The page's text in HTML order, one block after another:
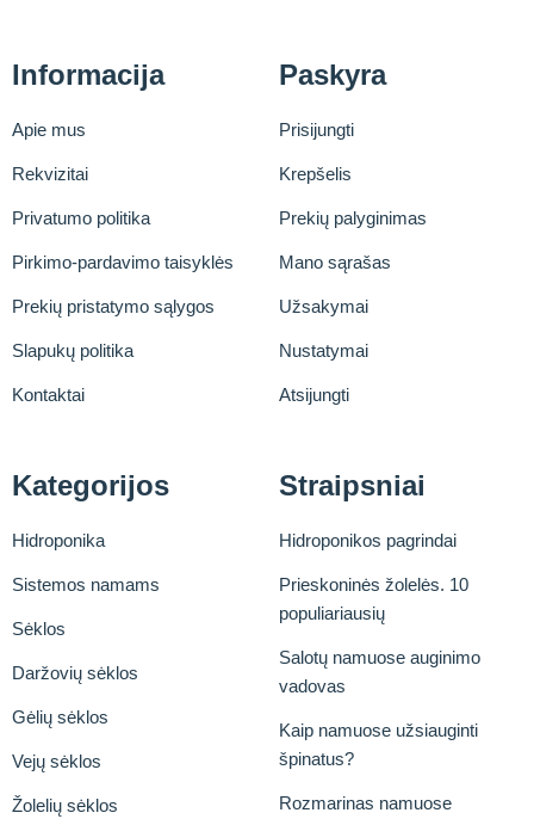
Informacija
Apie mus
Rekvizitai
Privatumo politika
Pirkimo-pardavimo taisyklės
Prekių pristatymo sąlygos
Slapukų politika
Kontaktai
Paskyra
Prisijungti
Krepšelis
Prekių palyginimas
Mano sąrašas
Užsakymai
Nustatymai
Atsijungti
Kategorijos
Hidroponika
Sistemos namams
Sėklos
Daržovių sėklos
Gėlių sėklos
Vejų sėklos
Žolelių sėklos
Straipsniai
Hidroponikos pagrindai
Prieskoninės žolelės. 10
populiariausių
Salotų namuose auginimo
vadovas
Kaip namuose užsiauginti
špinatus?
Rozmarinas namuose